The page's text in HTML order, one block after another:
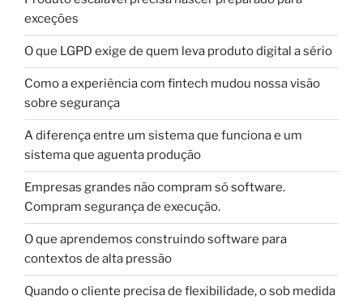
exceções
O que LGPD exige de quem leva produto digital a sério
Como a experiência com fintech mudou nossa visão
sobre segurança
A diferença entre um sistema que funciona e um
sistema que aguenta produção
Empresas grandes não compram só software.
Compram segurança de execução.
O que aprendemos construindo software para
contextos de alta pressão
Quando o cliente precisa de flexibilidade, o sob medida